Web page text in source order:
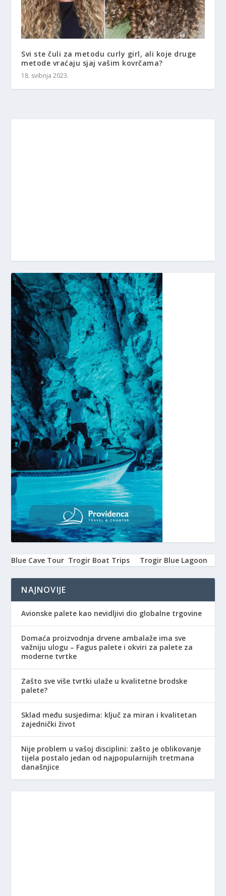
Svi ste čuli za metodu curly girl, ali koje druge
metode vraćaju sjaj vašim kovrčama?
18. svibnja 2023.
Blue Cave Tour Trogir Boat Trips Trogir Blue Lagoon
NAJNOVIJE
Avionske palete kao nevidljivi dio globalne trgovine
Domaća proizvodnja drvene ambalaže ima sve
važniju ulogu – Fagus palete i okviri za palete za
moderne tvrtke
Zašto sve više tvrtki ulaže u kvalitetne brodske
palete?
Sklad među susjedima: ključ za miran i kvalitetan
zajednički život
Nije problem u vašoj disciplini: zašto je oblikovanje
tijela postalo jedan od najpopularnijih tretmana
današnjice